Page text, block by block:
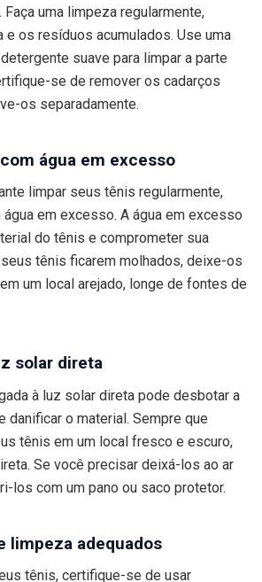
uma limpeza regularmente,
e os resíduos acumulados. Use uma
suave para limpar a parte
se de remover os cadarços
os separadamente.
água em excesso
limpar seus tênis regularmente,
em excesso. A água em excesso
do tênis e comprometer sua
tênis ficarem molhados, deixe-os
um local arejado, longe de fontes de
solar direta
à luz solar direta pode desbotar a
danificar o material. Sempre que
tênis em um local fresco e escuro,
Se você precisar deixá-los ao ar
los com um pano ou saco protetor.
limpeza adequados
tênis, certifique-se de usar